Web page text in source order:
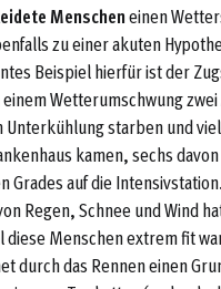
Menscheneinen
zu einer akuten
Beispiel hierfür ist der
Wetterumschwung
Unterkühlung starben und
kamen, sechs
Grades auf die
Regen, Schnee und Wind
Menschen extrem fit
durch das Rennen einen